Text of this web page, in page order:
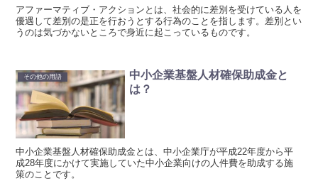
アファーマティブ・アクションとは、社会的に差別を受けている人を
優遇して差別の是正を行おうとする行為のことを指します。差別とい
うのは気づかないところで身近に起こっているものです。
その他の用語
中小企業基盤人材確保助成金と
は？
中小企業基盤人材確保助成金とは、中小企業庁が平成22年度から平
成28年度にかけて実施していた中小企業向けの人件費を助成する施
策のことです。